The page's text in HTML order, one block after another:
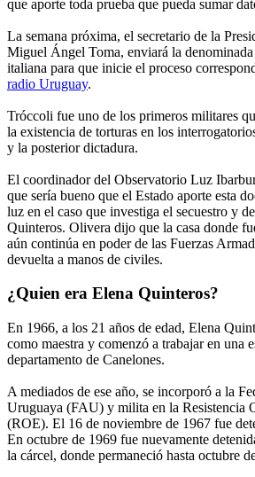
que aporte toda prueba que pueda sumar
La semana próxima, el secretario de la
Miguel Ángel Toma, enviará la
italiana para que inicie el proceso
radio Uruguay.
Tróccoli fue uno de los primeros militares
la existencia de torturas en los
y la posterior dictadura.
El coordinador del Observatorio Luz
que sería bueno que el Estado aporte esta
luz en el caso que investiga el secuestro y
Quinteros. Olivera dijo que la casa donde
aún continúa en poder de las Fuerzas
devuelta a manos de civiles.
¿Quien era Elena Quinteros?
En 1966, a los 21 años de edad, Elena
como maestra y comenzó a trabajar en una
departamento de Canelones.
A mediados de ese año, se incorporó a la
Uruguaya (FAU) y milita en la Resistencia
(ROE). El 16 de noviembre de 1967 fue
En octubre de 1969 fue nuevamente
la cárcel, donde permaneció hasta octubre